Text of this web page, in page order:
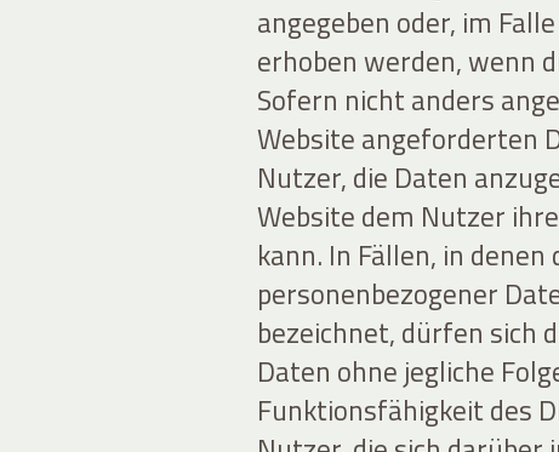
angegeben oder, im
erhoben werden, wenn
Sofern nicht anders
Website angeforderten
Nutzer, die Daten
Website dem Nutzer
kann. In Fällen, in
personenbezogener
bezeichnet, dürfen sich
Daten ohne jegliche
Funktionsfähigkeit des